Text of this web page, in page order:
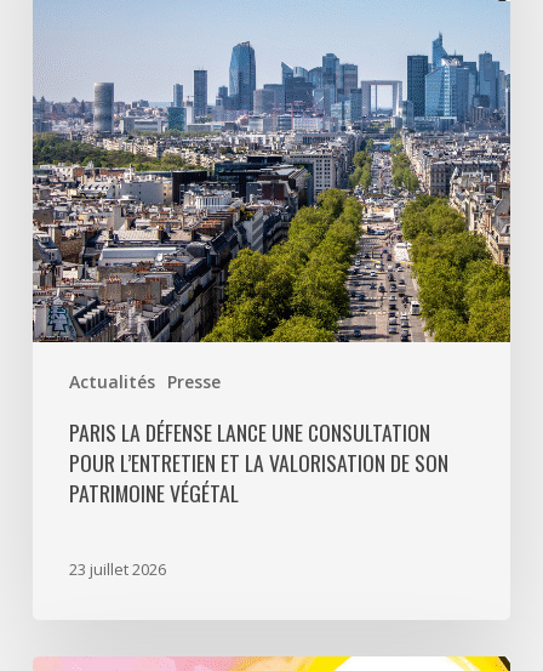
Actualités Presse
consultation
pour
l’entretien
et
la
valorisation
de
son
patrimoine
végétal
PARIS LA DÉFENSE LANCE UNE CONSULTATION
POUR L’ENTRETIEN ET LA VALORISATION DE SON
PATRIMOINE VÉGÉTAL
23 juillet 2026